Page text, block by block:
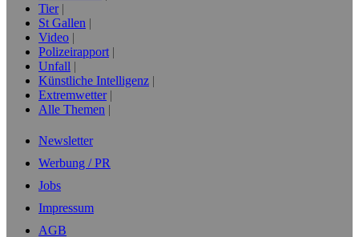
Tier
St Gallen
Video
Polizeirapport
Unfall
Künstliche Intelligenz
Extremwetter
Alle Themen
Newsletter
Werbung / PR
Jobs
Impressum
AGB